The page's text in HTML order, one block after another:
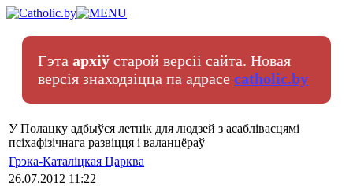
Гэта архіў старой версіі сайта. Новая
версія знаходзіцца па адрасе catholic.by
У Полацку адбыўся летнік для людзей з асаблівасцямі
псіхафізічнага развіцця і валанцёраў
Грэка-Каталіцкая Царква
26.07.2012 11:22